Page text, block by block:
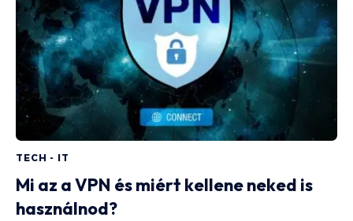
TECH - IT
Mi az a VPN és miért kellene neked is
használnod?